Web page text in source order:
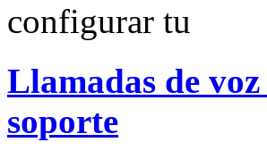
configurar tu
Llamadas de
soporte